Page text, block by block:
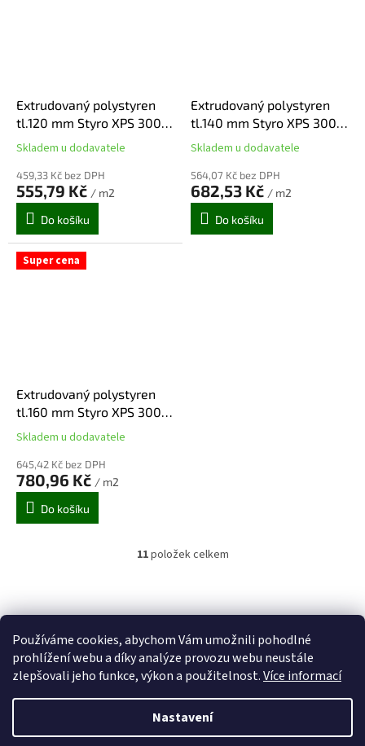
Používáme cookies, abychom Vám umožnili pohodlné
prohlížení webu a díky analýze provozu webu neustále
zlepšovali jeho funkce, výkon a použitelnost.Více informací
Nastavení
Extrudovaný polystyren
tl.120 mm Styro XPS 300
SP-I, vafle 1 250x600 (3
Průměrné
produktu
je
5,0
5
hvězdiček.
Skladem u dodavatele
459,33 Kč bez DPH
555,79 Kč / m2
Do košíku
Extrudovaný polystyren
tl.140 mm Styro XPS 300
SP-I, vafle 1 250x600 (2,25
Průměrné
produktu
je
5,0
Skladem u dodavatele
564,07 Kč bez DPH
682,53 Kč / m2
Do košíku
Super cena
Extrudovaný polystyren
tl.160 mm Styro XPS 300
SP-I, vafle 1 250x600 (2,25
Průměrné
produktu
je
5,0
Skladem u dodavatele
645,42 Kč bez DPH
780,96 Kč / m2
Do košíku
O
á
a
c
í
p
r
v
k
11položek celkem
á
Vytvořil Shoptet